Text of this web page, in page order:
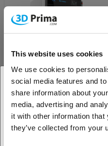
This website uses cookies
We use cookies to
social media features and
share information about
media, advertising and
it with other information that
they’ve collected from your
Oletko yritys-